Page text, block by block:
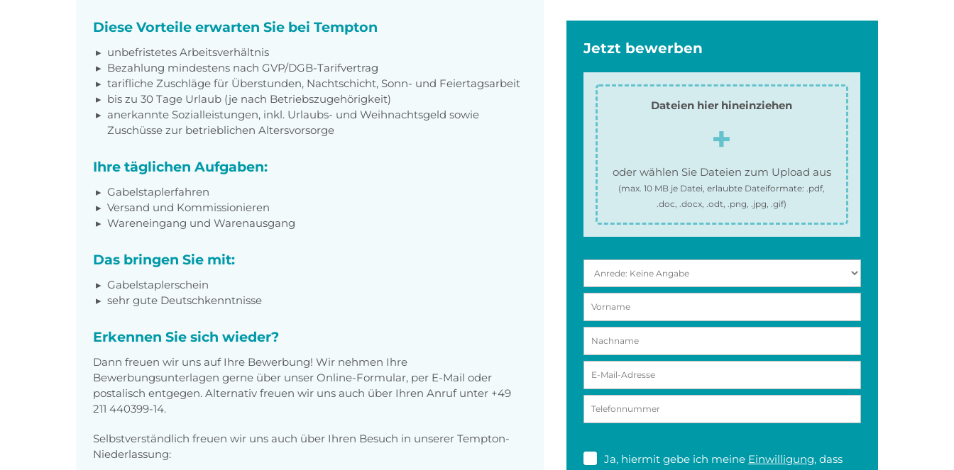
Diese Vorteile erwarten Sie bei Tempton
unbefristetes Arbeitsverhältnis
Bezahlung mindestens nach GVP/DGB-Tarifvertrag
tarifliche Zuschläge für Überstunden, Nachtschicht, Sonn- und Feiertagsarbeit
bis zu 30 Tage Urlaub (je nach Betriebszugehörigkeit)
anerkannte Sozialleistungen, inkl. Urlaubs- und Weihnachtsgeld sowie
Zuschüsse zur betrieblichen Altersvorsorge
Ihre täglichen Aufgaben:
Gabelstaplerfahren
Versand und Kommissionieren
Wareneingang und Warenausgang
Das bringen Sie mit:
Gabelstaplerschein
sehr gute Deutschkenntnisse
Erkennen Sie sich wieder?
Dann freuen wir uns auf Ihre Bewerbung! Wir nehmen Ihre
Bewerbungsunterlagen gerne über unser Online-Formular, per E-Mail oder
postalisch entgegen. Alternativ freuen wir uns auch über Ihren Anruf unter +49
211 440399-14.
Selbstverständlich freuen wir uns auch über Ihren Besuch in unserer Tempton-
Niederlassung:
Jetzt bewerben
Dateien hier hineinziehen
oder wählen Sie Dateien zum Upload aus
(max.10 MB je Datei, erlaubte Dateiformate:.pdf,
.doc, .docx, .odt, .png, .jpg, .gif)
Ja, hiermit gebe ich meine Einwilligung, dass